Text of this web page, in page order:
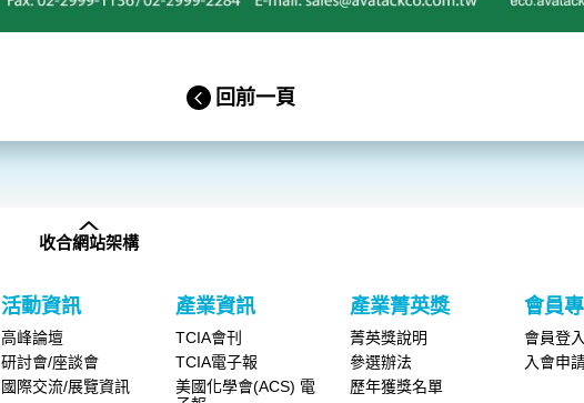
回前一頁
收合網站架構
活動資訊
高峰論壇
研討會/座談會
國際交流/展覽資訊
產業資訊
TCIA會刊
TCIA電子報
美國化學會(ACS) 電
產業菁英獎
菁英獎說明
參選辦法
歷年獲獎名單
會員
會員登入
入會申